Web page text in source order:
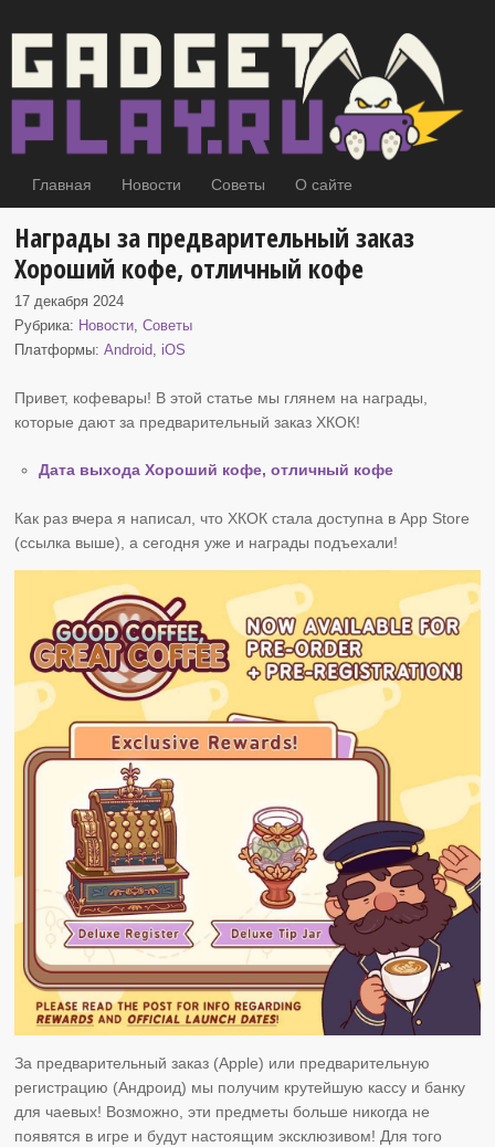
Главная Новости Советы О сайте
Награды за предварительный заказ
Хороший кофе, отличный кофе
17 декабря 2024
Рубрика: Новости,Советы
Платформы:Android, iOS
Привет, кофевары! В этой статье мы глянем на награды,
которые дают за предварительный заказ ХКОК!
Дата выхода Хороший кофе, отличный кофе
Как раз вчера я написал, что ХКОК стала доступна в App Store
(ссылка выше), а сегодня уже и награды подъехали!
За предварительный заказ (Apple) или предварительную
регистрацию (Андроид) мы получим крутейшую кассу и банку
для чаевых! Возможно, эти предметы больше никогда не
появятся в игре и будут настоящим эксклюзивом! Для того